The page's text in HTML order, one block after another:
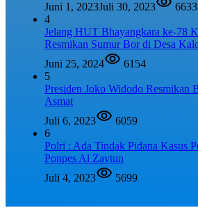
Juni 1, 2023Juli 30, 2023
6633
4
Jelang HUT Bhayangkara ke-78
Resmikan Sumur Bor di Desa
Juni 25, 2024
6154
5
Presiden Joko Widodo Resmikan
Asmat
Juli 6, 2023
6059
6
Polri : Ada Tindak Pidana Kasus
Ponpes Al Zaytun
Juli 4, 2023
5699